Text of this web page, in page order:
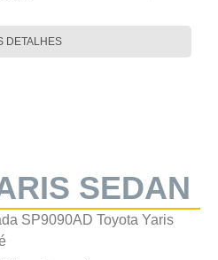
DETALHES
SEDAN
SP9090AD Toyota Yaris